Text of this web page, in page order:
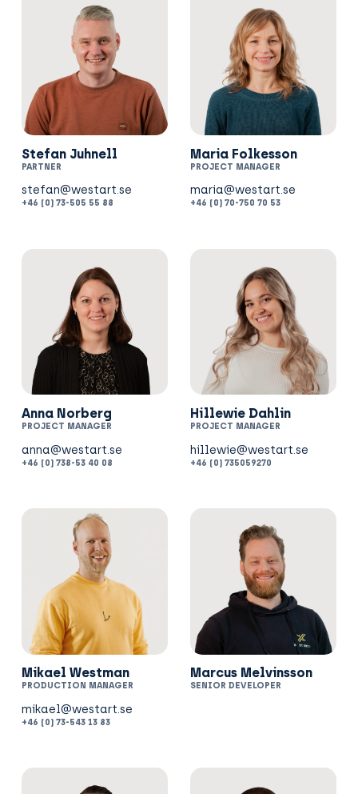
Stefan Juhnell
PARTNER
+46 (0) 73-505 55 88
Maria Folkesson
PROJECT MANAGER
+46 (0) 70-750 70 53
Anna Norberg
PROJECT MANAGER
+46 (0) 738-53 40 08
Hillewie Dahlin
PROJECT MANAGER
+46 (0) 735059270
Mikael Westman
PRODUCTION MANAGER
+46 (0) 73-543 13 83
Marcus Melvinsson
SENIOR DEVELOPER